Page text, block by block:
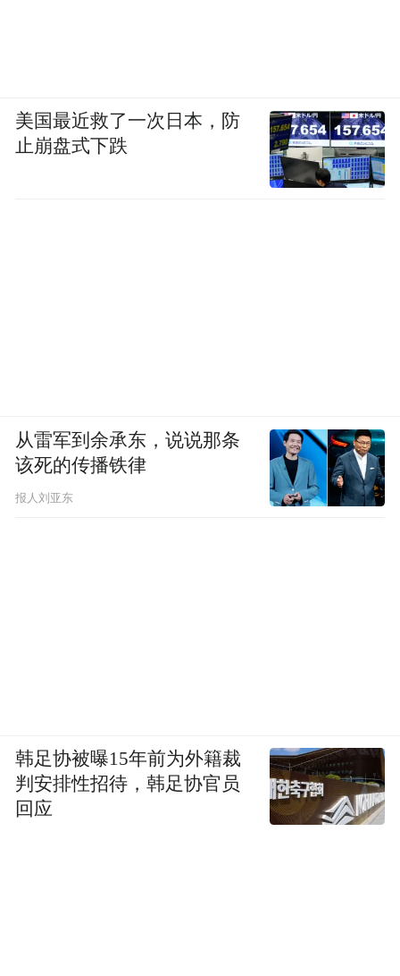
pictures and audios if any) is uploaded and posted
by the user of Dafeng Hao, which is a social media
platform and merely provides information storage
美国最近救了一次日本，防
止崩盘式下跌
从雷军到余承东，说说那条
该死的传播铁律
报人刘亚东
韩足协被曝15年前为外籍裁
判安排性招待，韩足协官员
回应